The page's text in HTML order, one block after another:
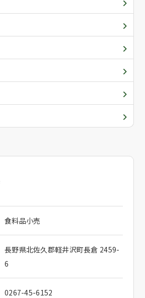
メールでお問合せ
食料品小売
長野県北佐久郡軽井沢町長倉 2459-
6
0267-45-6152